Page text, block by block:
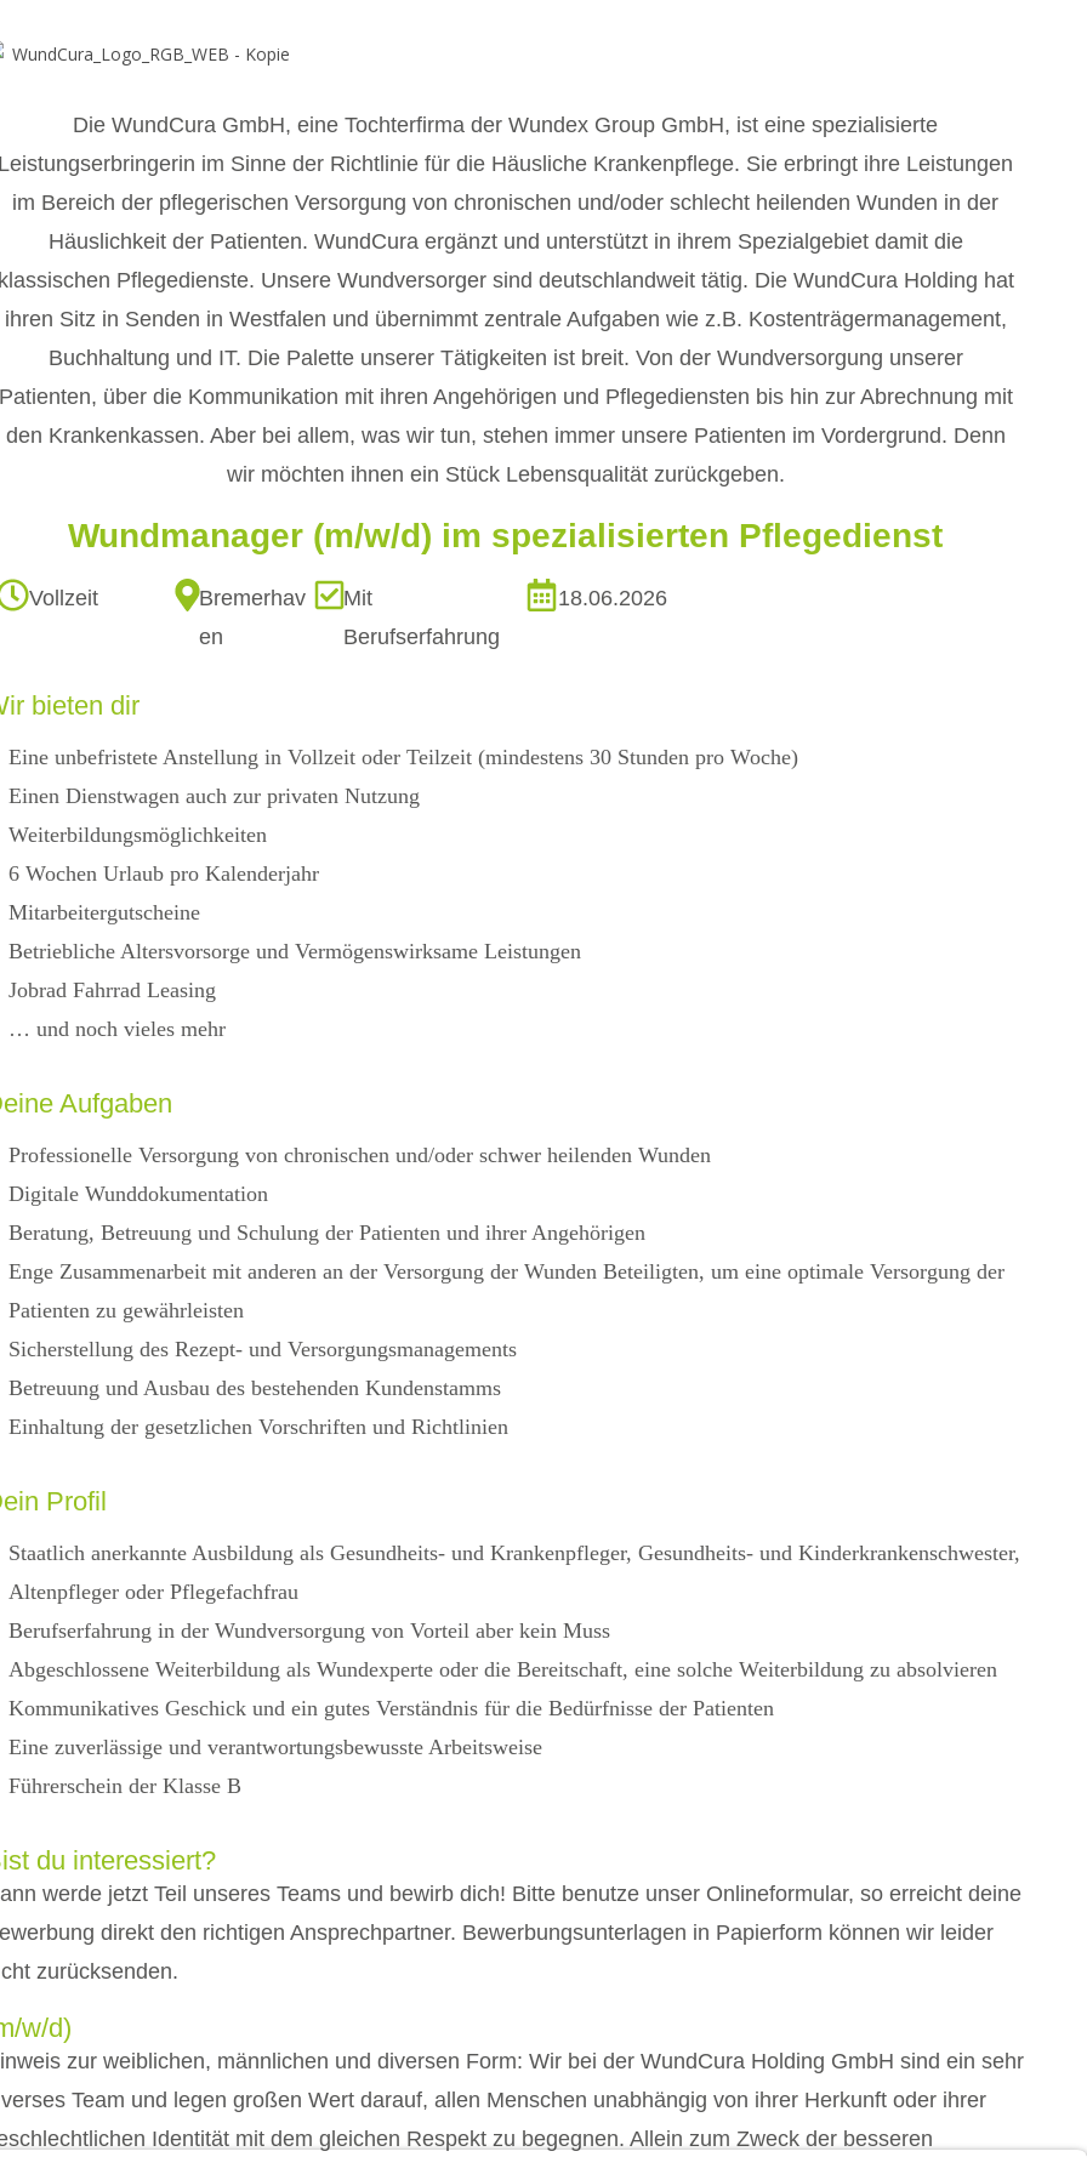
Die WundCura GmbH, eine Tochterfirma der Wundex Group GmbH, ist eine spezialisierte
im Sinne der Richtlinie für die Häusliche Krankenpflege. Sie erbringt ihre Leistungen
im Bereich der pflegerischen Versorgung von chronischen und/oder schlecht heilenden Wunden in der
Häuslichkeit der Patienten. WundCura ergänzt und unterstützt in ihrem Spezialgebiet damit die
Pflegedienste. Unsere Wundversorger sind deutschlandweit tätig. Die WundCura Holding hat
ihren Sitz in Senden in Westfalen und übernimmt zentrale Aufgaben wie z.B. Kostenträgermanagement,
Buchhaltung und IT. Die Palette unserer Tätigkeiten ist breit. Von der Wundversorgung unserer
über die Kommunikation mit ihren Angehörigen und Pflegediensten bis hin zur Abrechnung mit
den Krankenkassen. Aber bei allem, was wir tun, stehen immer unsere Patienten im Vordergrund. Denn
wir möchten ihnen ein Stück Lebensqualität zurückgeben.
Wundmanager (m/w/d) im spezialisierten Pflegedienst
Vollzeit
Bremerhav
en
Mit
Berufserfahrung
18.06.2026
bieten dir
Eine unbefristete Anstellung in Vollzeit oder Teilzeit (mindestens 30 Stunden pro Woche)
Einen Dienstwagen auch zur privaten Nutzung
Weiterbildungsmöglichkeiten
6 Wochen Urlaub pro Kalenderjahr
Mitarbeitergutscheine
Betriebliche Altersvorsorge und Vermögenswirksame Leistungen
Jobrad Fahrrad Leasing
… und noch vieles mehr
Aufgaben
Professionelle Versorgung von chronischen und/oder schwer heilenden Wunden
Digitale Wunddokumentation
Beratung, Betreuung und Schulung der Patienten und ihrer Angehörigen
Enge Zusammenarbeit mit anderen an der Versorgung der Wunden Beteiligten, um eine optimale Versorgung der
Patienten zu gewährleisten
Sicherstellung des Rezept- und Versorgungsmanagements
Betreuung und Ausbau des bestehenden Kundenstamms
Einhaltung der gesetzlichen Vorschriften und Richtlinien
Profil
Staatlich anerkannte Ausbildung als Gesundheits- und Krankenpfleger, Gesundheits- und Kinderkrankenschwester,
Altenpfleger oder Pflegefachfrau
Berufserfahrung in der Wundversorgung von Vorteil aber kein Muss
Abgeschlossene Weiterbildung als Wundexperte oder die Bereitschaft, eine solche Weiterbildung zu absolvieren
Kommunikatives Geschick und ein gutes Verständnis für die Bedürfnisse der Patienten
Eine zuverlässige und verantwortungsbewusste Arbeitsweise
Führerschein der Klasse B
du interessiert?
werde jetzt Teil unseres Teams und bewirb dich! Bitte benutze unser Onlineformular, so erreicht deine
direkt den richtigen Ansprechpartner. Bewerbungsunterlagen in Papierform können wir leider
zurücksenden.
w/d)
zur weiblichen, männlichen und diversen Form: Wir bei der WundCura Holding GmbH sind ein sehr
Team und legen großen Wert darauf, allen Menschen unabhängig von ihrer Herkunft oder ihrer
Identität mit dem gleichen Respekt zu begegnen. Allein zum Zweck der besseren